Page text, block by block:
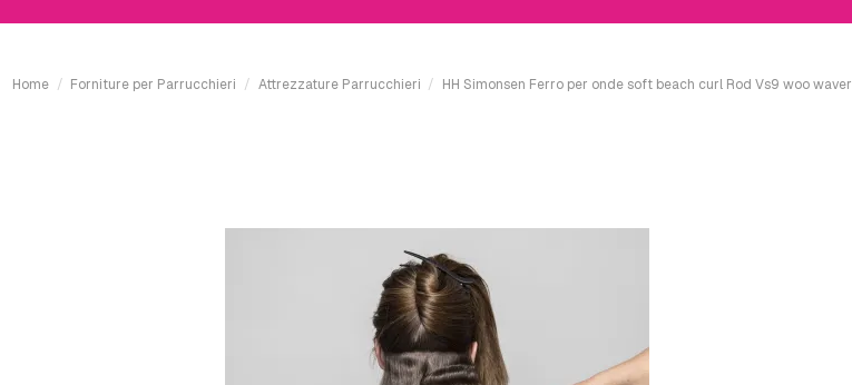
Home Forniture per Parrucchieri Attrezzature Parrucchieri HH Simonsen Ferro per onde soft beach curl Rod Vs9 woo waver